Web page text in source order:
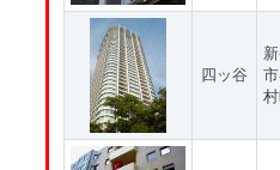
四ッ谷